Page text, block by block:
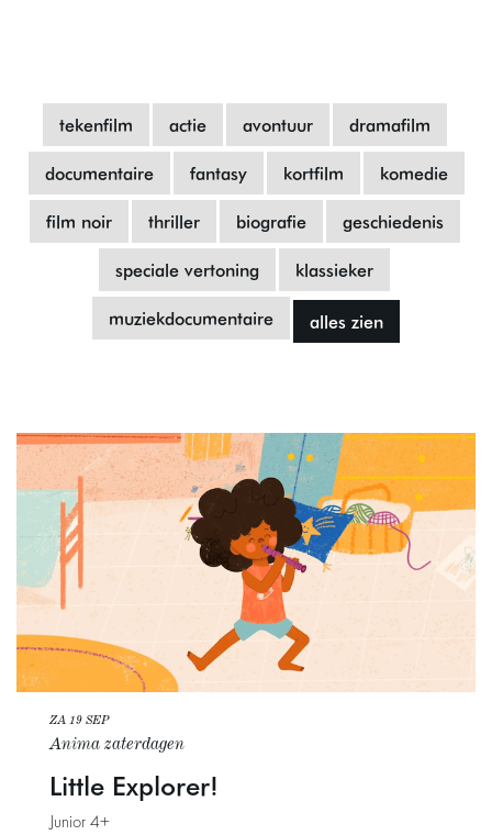
tekenfilm actie avontuur dramafilm
documentaire fantasy kortfilm komedie
film noir thriller biografie geschiedenis
speciale vertoning klassieker
muziekdocumentaire alles zien
Little Explorer!
Junior 4+
Anima zaterdagen
ZA 19 SEP